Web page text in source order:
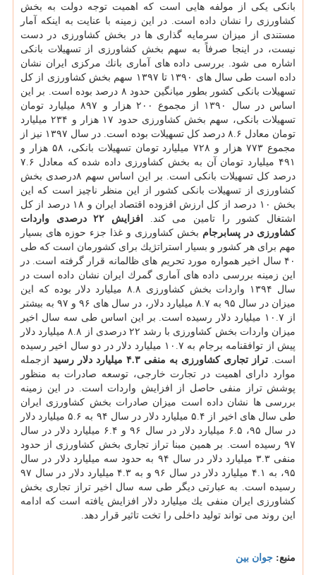
بانكی یكی از مولفه هایی است كه اهمیت توجه دولت به بخش
كشاورزی را نشان داده است. در این زمینه با عنایت به اینكه آمار
مستندی از میزان سرمایه گذاری ها در بخش كشاورزی در دست
نیست، در اینجا صرفاً به سهم بخش كشاورزی از تسهیلات بانكی
اشاره می شود. بررسی داده های آماری بانك مركزی ایران نشان
داده است طی سال های ۱۳۹۰ تا ۱۳۹۷ سهم بخش كشاورزی از كل
تسهیلات بانكی كشور بطور میانگین حدود ۸ درصد بوده است. بر این
اساس در سال ۱۳۹۰ از مجموع ۲۰۰ هزار و ۸۹۷ میلیارد تومان
تسهیلات بانكی، سهم بخش كشاورزی حدود ۱۷ هزار و ۲۳۴ میلیارد
تومان معادل ۸.۶ درصد كل تسهیلات بوده است. در سال ۱۳۹۷ نیز از
مجموع ۷۷۳ هزار و ۷۲۸ میلیارد تومان تسهیلات بانكی، ۵۸ هزار و
۴۹۱ میلیارد تومان آن به بخش كشاورزی داده شده كه معادل ۷.۶
درصد كل تسهیلات بانكی است. بر این اساس سهم ۸درصدی بخش
كشاورزی از تسهیلات بانكی كشور از این منظر ناچیز است كه این
بخش ۱۰ درصد از كل ارزش افزوده اقتصاد ایران و ۱۸ درصد از كل
اشتغال كشور را تامین می كند.
افزایش ۲۲ درصدی واردات
كشاورزی در پسابرجام بخش كشاورزی و غذا جزء حوزه های بسیار
مهم برای هر كشور و بسیار استراتژیك برای كشورمان است كه طی
۴۰ سال اخیر همواره مورد تحریم های ظالمانه قرار گرفته است. در
این زمینه بررسی داده های آماری گمرك ایران نشان داده است در
سال ۱۳۹۴ واردات بخش كشاورزی ۸.۸ میلیارد دلار بوده كه این
میزان در سال ۹۵ به ۸.۷ میلیارد دلار، در سال های ۹۶ و ۹۷ به بیشتر
از ۱۰.۷ میلیارد دلار رسیده است. بر این اساس طی سه سال اخیر
میزان واردات بخش كشاورزی با رشد ۲۲ درصدی از ۸.۸ میلیارد دلار
پیش از توافقنامه برجام به ۱۰.۷ میلیارد دلار در دو سال اخیر رسیده
است. تراز تجاری كشاورزی به منفی ۴.۳ میلیارد دلار رسید
ازجمله
موارد دارای اهمیت در تجارت خارجی، توسعه صادرات به منظور
پوشش تراز منفی حاصل از افزایش واردات است. در این زمینه
بررسی ها نشان داده است میزان صادرات بخش كشاورزی ایران
طی سال های اخیر از ۵.۴ میلیارد دلار در سال ۹۴ به ۵.۶ میلیارد دلار
در سال ۹۵، ۶.۵ میلیارد دلار در سال ۹۶ و ۶.۴ میلیارد دلار در سال
۹۷ رسیده است. بر همین مبنا تراز تجاری بخش كشاورزی از حدود
منفی ۳.۳ میلیارد دلار در سال ۹۴ به حدود سه میلیارد دلار در سال
۹۵، به ۴.۱ میلیارد دلار در سال ۹۶ و به ۴.۳ میلیارد دلار در سال ۹۷
رسیده است. به عبارتی دیگر طی سه سال اخیر تراز تجاری بخش
كشاورزی ایران منفی یك میلیارد دلار افزایش یافته است كه ادامه
این روند می تواند تولید داخلی را تخت تاثیر قرار دهد.
منبع: جوان بین